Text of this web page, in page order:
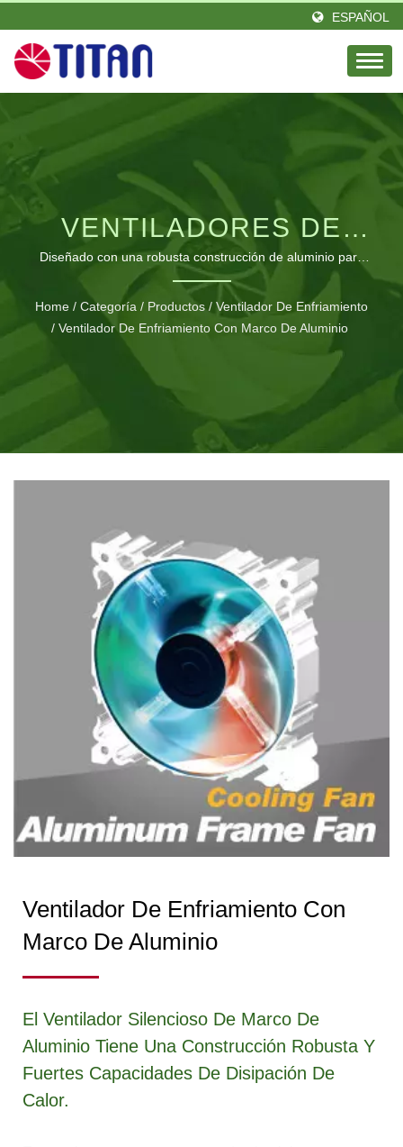
ESPAÑOL
VENTILADORES DE
ENFRIAMIENTO DE
MARCO DE ALUMINIO
PREMIUM CON UN
RENDIMIENTO
TÉRMICO MEJORADO.
Diseñado con una robusta construcción de aluminio para
una superior disipación del calor y un funcionamiento casi
silencioso.
Home / Categoría / Productos / Ventilador De Enfriamiento
/ Ventilador De Enfriamiento Con Marco De Aluminio
Ventilador De Enfriamiento Con
Marco De Aluminio
El Ventilador Silencioso De Marco De
Aluminio Tiene Una Construcción Robusta Y
Fuertes Capacidades De Disipación De
Calor.